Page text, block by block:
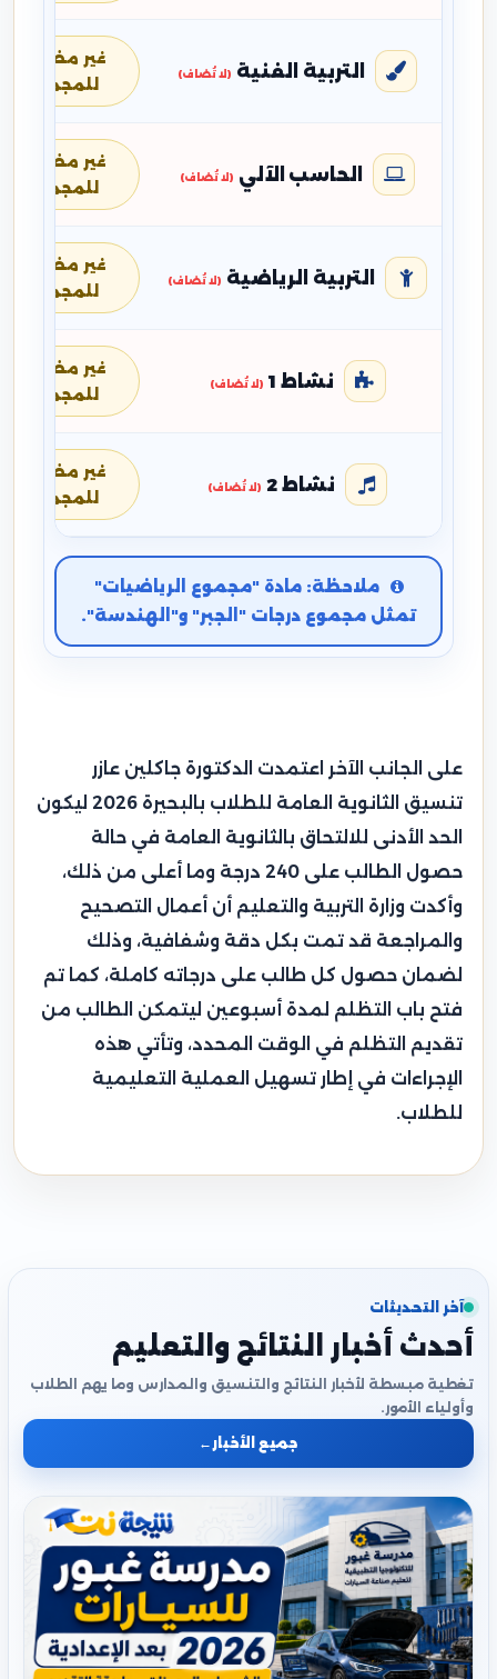
التربية الفنية (لا تُضاف)
غير مضافة
للمجموع
الحاسب الآلي (لا تُضاف)
غير مضافة
للمجموع
التربية الرياضية (لا تُضاف)
غير مضافة
للمجموع
نشاط 1 (لا تُضاف)
غير مضافة
للمجموع
نشاط 2 (لا تُضاف)
غير مضافة
للمجموع
ملاحظة: مادة "مجموع الرياضيات"
تمثل مجموع درجات "الجبر" و"الهندسة".
على الجانب الآخر اعتمدت الدكتورة جاكلين عازر
تنسيق الثانوية العامة للطلاب بالبحيرة 2026 ليكون
الحد الأدنى للالتحاق بالثانوية العامة في حالة
حصول الطالب على 240 درجة وما أعلى من ذلك،
وأكدت وزارة التربية والتعليم أن أعمال التصحيح
والمراجعة قد تمت بكل دقة وشفافية، وذلك
لضمان حصول كل طالب على درجاته كاملة، كما تم
فتح باب التظلم لمدة أسبوعين ليتمكن الطالب من
تقديم التظلم في الوقت المحدد، وتأتي هذه
الإجراءات في إطار تسهيل العملية التعليمية
للطلاب.
آخر التحديثات
أحدث أخبار النتائج والتعليم
تغطية مبسطة لأخبار النتائج والتنسيق والمدارس وما يهم الطلاب
وأولياء الأمور.
جميع الأخبار ←